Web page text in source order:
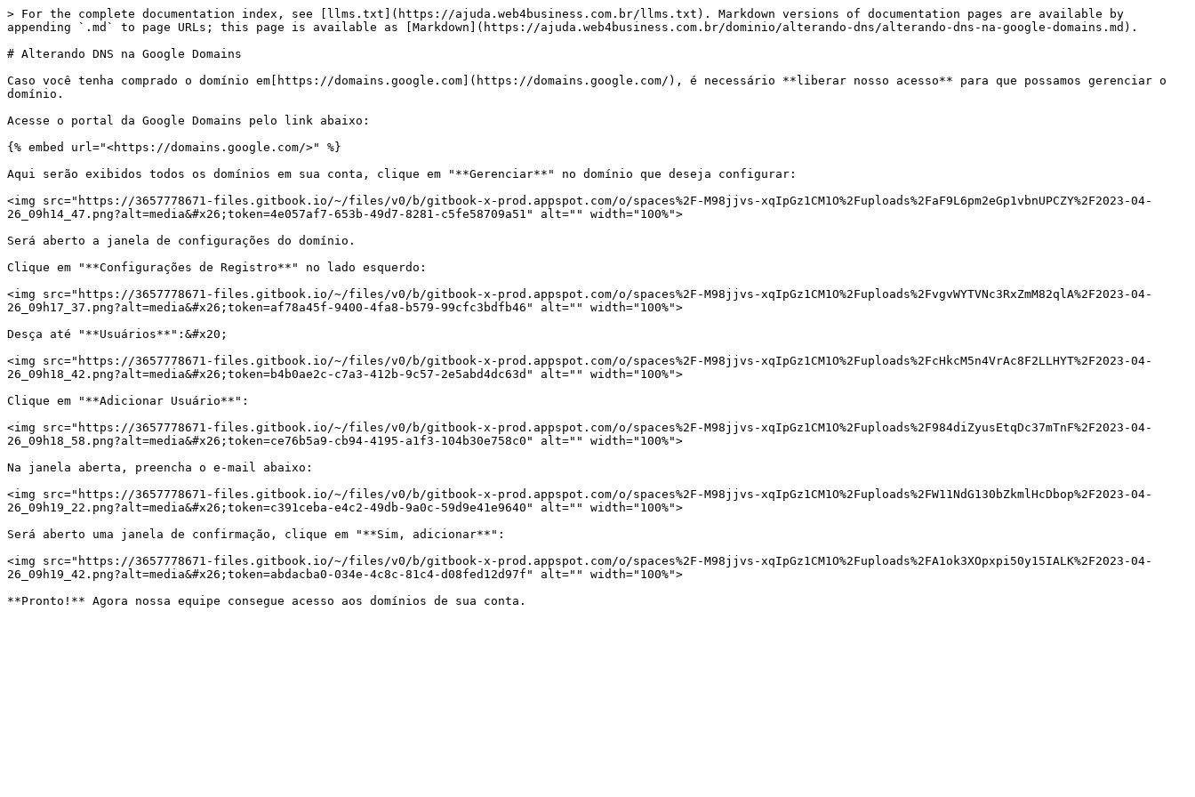
> For the complete documentation index, see [llms.txt](https://ajuda.web4business.com.br/llms.txt). Markdown versions of documentation pages are available by
appending `.md` to page URLs; this page is available as [Markdown](https://ajuda.web4business.com.br/dominio/alterando-dns/alterando-dns-na-google-domains.md).
# Alterando DNS na Google Domains
Caso você tenha comprado o domínio em[https://domains.google.com](https://domains.google.com/), é necessário **liberar nosso acesso** para que possamos gerenciar o
domínio.
Acesse o portal da Google Domains pelo link abaixo:
{% embed url="<https://domains.google.com/>" %}
Aqui serão exibidos todos os domínios em sua conta, clique em "**Gerenciar**" no domínio que deseja configurar:
<img src="https://3657778671-files.gitbook.io/~/files/v0/b/gitbook-x-prod.appspot.com/o/spaces%2F-M98jjvs-xqIpGz1CM1O%2Fuploads%2FaF9L6pm2eGp1vbnUPCZY%2F2023-04-
26_09h14_47.png?alt=media&#x26;token=4e057af7-653b-49d7-8281-c5fe58709a51" alt="" width="100%">
Será aberto a janela de configurações do domínio.
Clique em "**Configurações de Registro**" no lado esquerdo:
<img src="https://3657778671-files.gitbook.io/~/files/v0/b/gitbook-x-prod.appspot.com/o/spaces%2F-M98jjvs-xqIpGz1CM1O%2Fuploads%2FvgvWYTVNc3RxZmM82qlA%2F2023-04-
26_09h17_37.png?alt=media&#x26;token=af78a45f-9400-4fa8-b579-99cfc3bdfb46" alt="" width="100%">
Desça até "**Usuários**":&#x20;
<img src="https://3657778671-files.gitbook.io/~/files/v0/b/gitbook-x-prod.appspot.com/o/spaces%2F-M98jjvs-xqIpGz1CM1O%2Fuploads%2FcHkcM5n4VrAc8F2LLHYT%2F2023-04-
26_09h18_42.png?alt=media&#x26;token=b4b0ae2c-c7a3-412b-9c57-2e5abd4dc63d" alt="" width="100%">
Clique em "**Adicionar Usuário**":
<img src="https://3657778671-files.gitbook.io/~/files/v0/b/gitbook-x-prod.appspot.com/o/spaces%2F-M98jjvs-xqIpGz1CM1O%2Fuploads%2F984diZyusEtqDc37mTnF%2F2023-04-
26_09h18_58.png?alt=media&#x26;token=ce76b5a9-cb94-4195-a1f3-104b30e758c0" alt="" width="100%">
Na janela aberta, preencha o e-mail abaixo:
<img src="https://3657778671-files.gitbook.io/~/files/v0/b/gitbook-x-prod.appspot.com/o/spaces%2F-M98jjvs-xqIpGz1CM1O%2Fuploads%2FW11NdG130bZkmlHcDbop%2F2023-04-
26_09h19_22.png?alt=media&#x26;token=c391ceba-e4c2-49db-9a0c-59d9e41e9640" alt="" width="100%">
Será aberto uma janela de confirmação, clique em "**Sim, adicionar**":
<img src="https://3657778671-files.gitbook.io/~/files/v0/b/gitbook-x-prod.appspot.com/o/spaces%2F-M98jjvs-xqIpGz1CM1O%2Fuploads%2FA1ok3XOpxpi50y15IALK%2F2023-04-
26_09h19_42.png?alt=media&#x26;token=abdacba0-034e-4c8c-81c4-d08fed12d97f" alt="" width="100%">